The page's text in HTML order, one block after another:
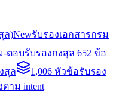
ล)Newรับรองเอกสารกรม
-ตอบรับรองกงสุล 652 ข้อ
สุล
1,006 หัวข้อรับรอง
าม intent